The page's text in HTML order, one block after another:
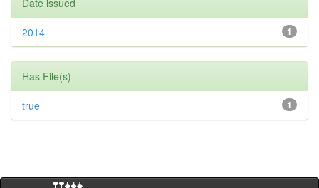
Date issued
1
2014
Has File(s)
1
true